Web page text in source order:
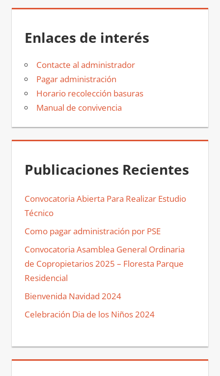
Enlaces de interés
Contacte al administrador
Pagar administración
Horario recolección basuras
Manual de convivencia
Publicaciones Recientes
Convocatoria Abierta Para Realizar Estudio
Técnico
Como pagar administración por PSE
Convocatoria Asamblea General Ordinaria
de Copropietarios 2025 – Floresta Parque
Residencial
Bienvenida Navidad 2024
Celebración Dia de los Niños 2024